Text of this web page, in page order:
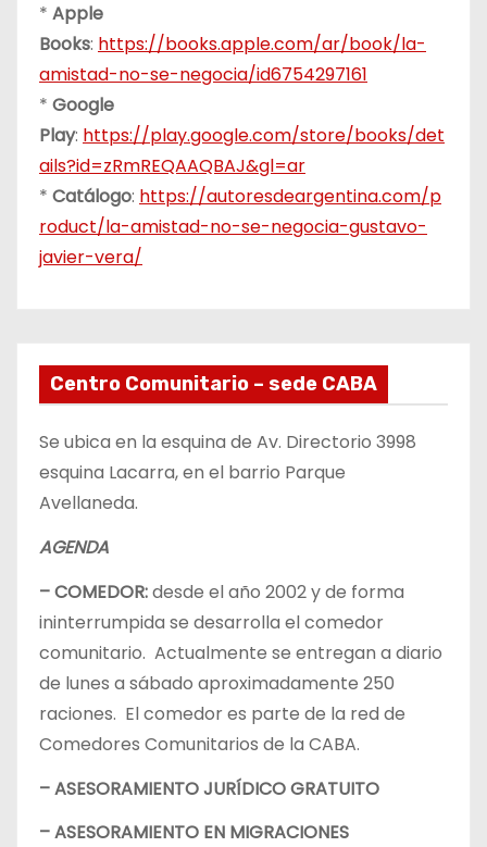
* Apple
Books: https://books.apple.com/ar/book/la-
amistad-no-se-negocia/id6754297161
* Google
Play: https://play.google.com/store/books/det
ails?id=zRmREQAAQBAJ&gl=ar
* Catálogo: https://autoresdeargentina.com/p
roduct/la-amistad-no-se-negocia-gustavo-
javier-vera/
Centro Comunitario – sede CABA
Se ubica en la esquina de Av. Directorio 3998
esquina Lacarra, en el barrio Parque
Avellaneda.
AGENDA
– COMEDOR:desde el año 2002 y de forma
ininterrumpida se desarrolla el comedor
comunitario. Actualmente se entregan a diario
de lunes a sábado aproximadamente 250
raciones. El comedor es parte de la red de
Comedores Comunitarios de la CABA.
– ASESORAMIENTO JURÍDICO GRATUITO
– ASESORAMIENTO EN MIGRACIONES